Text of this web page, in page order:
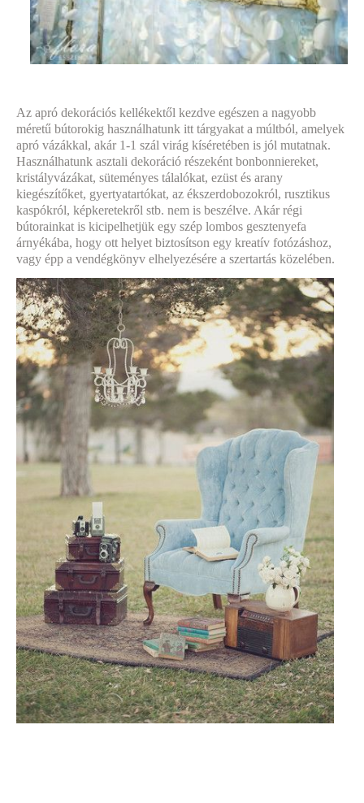
Az apró dekorációs kellékektől kezdve egészen a nagyobb
méretű bútorokig használhatunk itt tárgyakat a múltból, amelyek
apró vázákkal, akár 1-1 szál virág kíséretében is jól mutatnak.
Használhatunk asztali dekoráció részeként bonbonniereket,
kristályvázákat, süteményes tálalókat, ezüst és arany
kiegészítőket, gyertyatartókat, az ékszerdobozokról, rusztikus
kaspókról, képkeretekről stb. nem is beszélve. Akár régi
bútorainkat is kicipelhetjük egy szép lombos gesztenyefa
árnyékába, hogy ott helyet biztosítson egy kreatív fotózáshoz,
vagy épp a vendégkönyv elhelyezésére a szertartás közelében.